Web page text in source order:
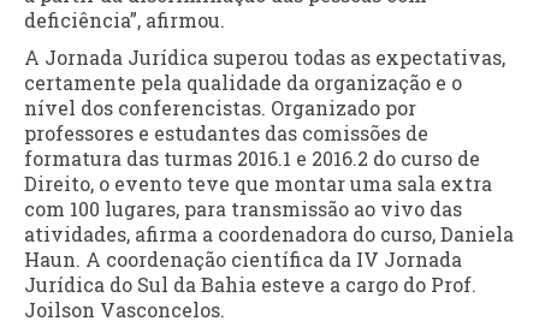
deficiência”, afirmou.
A Jornada Jurídica superou todas as expectativas,
certamente pela qualidade da organização e o
nível dos conferencistas. Organizado por
professores e estudantes das comissões de
formatura das turmas 2016.1 e 2016.2 do curso de
Direito, o evento teve que montar uma sala extra
com 100 lugares, para transmissão ao vivo das
atividades, afirma a coordenadora do curso, Daniela
Haun. A coordenação científica da IV Jornada
Jurídica do Sul da Bahia esteve a cargo do Prof.
Joilson Vasconcelos.